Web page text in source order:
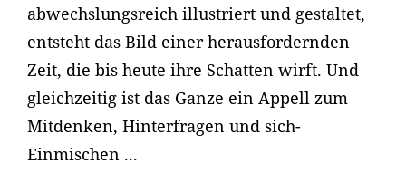
abwechslungsreich illustriert und gestaltet,
entsteht das Bild einer herausfordernden
Zeit, die bis heute ihre Schatten wirft. Und
gleichzeitig ist das Ganze ein Appell zum
Mitdenken, Hinterfragen und sich-
Einmischen ...